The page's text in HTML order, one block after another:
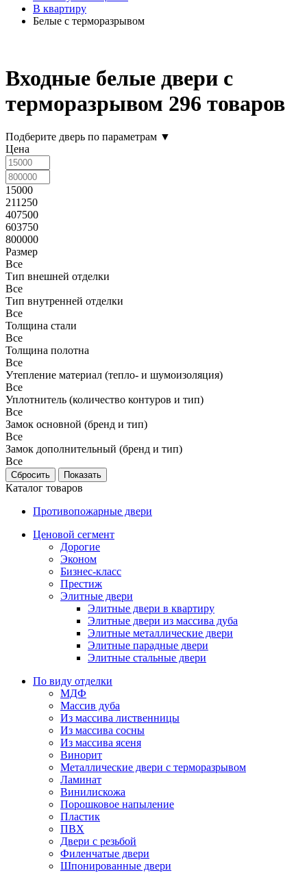
В квартиру
Белые с терморазрывом
Входные белые двери с
терморазрывом 296 товаров
Подберите дверь по параметрам ▼
Цена
15000
211250
407500
603750
800000
Размер
Все
Тип внешней отделки
Все
Тип внутренней отделки
Все
Толщина стали
Все
Толщина полотна
Все
Утепление материал (тепло- и шумоизоляция)
Все
Уплотнитель (количество контуров и тип)
Все
Замок основной (бренд и тип)
Все
Замок дополнительный (бренд и тип)
Все
Каталог товаров
Противопожарные двери
Ценовой сегмент
Дорогие
Эконом
Бизнес-класс
Престиж
Элитные двери
Элитные двери в квартиру
Элитные двери из массива дуба
Элитные металлические двери
Элитные парадные двери
Элитные стальные двери
По виду отделки
МДФ
Массив дуба
Из массива лиственницы
Из массива сосны
Из массива ясеня
Винорит
Металлические двери с терморазрывом
Ламинат
Винилискожа
Порошковое напыление
Пластик
ПВХ
Двери с резьбой
Филенчатые двери
Шпонированные двери